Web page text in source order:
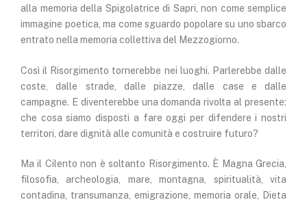
alla memoria della Spigolatrice di Sapri, non come semplice
immagine poetica, ma come sguardo popolare su uno sbarco
entrato nella memoria collettiva del Mezzogiorno.
Così il Risorgimento tornerebbe nei luoghi. Parlerebbe dalle
coste, dalle strade, dalle piazze, dalle case e dalle
campagne. E diventerebbe una domanda rivolta al presente:
che cosa siamo disposti a fare oggi per difendere i nostri
territori, dare dignità alle comunità e costruire futuro?
Ma il Cilento non è soltanto Risorgimento. È Magna Grecia,
filosofia, archeologia, mare, montagna, spiritualità, vita
contadina, transumanza, emigrazione, memoria orale, Dieta